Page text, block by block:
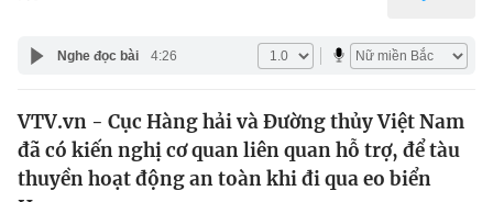
Y tế
Thế giới
Tin tức
Kinh tế
Nghe đọc bài 4:26
VTV.vn - Cục Hàng hải và Đường thủy Việt Nam
đã có kiến nghị cơ quan liên quan hỗ trợ, để tàu
thuyền hoạt động an toàn khi đi qua eo biển